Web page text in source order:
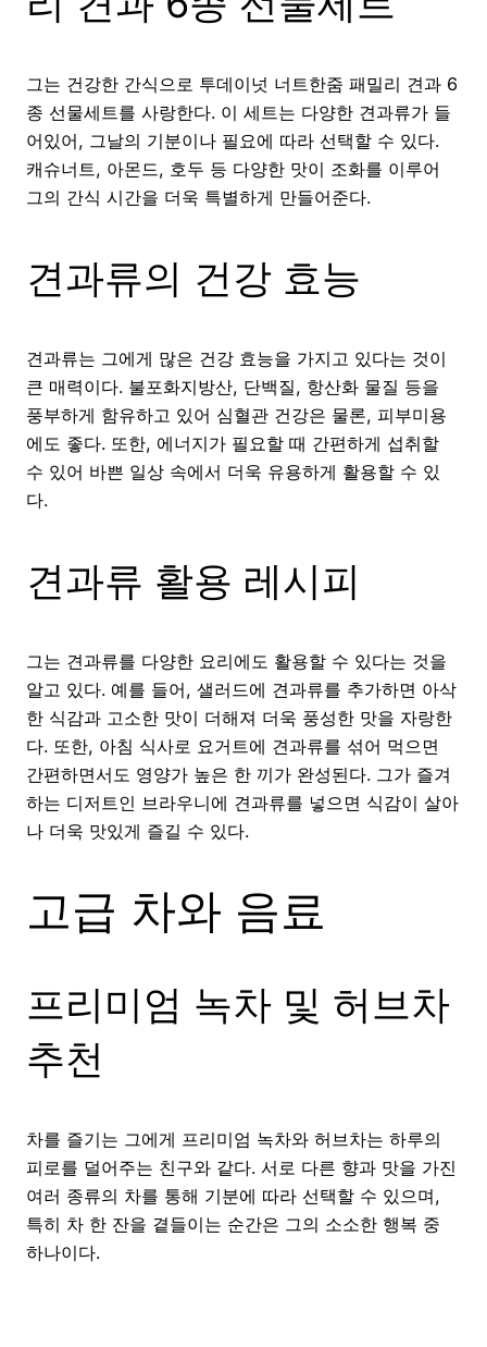
그는 건강한 간식으로 투데이넛 너트한줌 패밀리 견과 6
종 선물세트를 사랑한다. 이 세트는 다양한 견과류가 들
어있어, 그날의 기분이나 필요에 따라 선택할 수 있다.
캐슈너트, 아몬드, 호두 등 다양한 맛이 조화를 이루어
그의 간식 시간을 더욱 특별하게 만들어준다.
견과류의 건강 효능
견과류는 그에게 많은 건강 효능을 가지고 있다는 것이
큰 매력이다. 불포화지방산, 단백질, 항산화 물질 등을
풍부하게 함유하고 있어 심혈관 건강은 물론, 피부미용
에도 좋다. 또한, 에너지가 필요할 때 간편하게 섭취할
수 있어 바쁜 일상 속에서 더욱 유용하게 활용할 수 있
다.
견과류 활용 레시피
그는 견과류를 다양한 요리에도 활용할 수 있다는 것을
알고 있다. 예를 들어, 샐러드에 견과류를 추가하면 아삭
한 식감과 고소한 맛이 더해져 더욱 풍성한 맛을 자랑한
다. 또한, 아침 식사로 요거트에 견과류를 섞어 먹으면
간편하면서도 영양가 높은 한 끼가 완성된다. 그가 즐겨
하는 디저트인 브라우니에 견과류를 넣으면 식감이 살아
나 더욱 맛있게 즐길 수 있다.
고급 차와 음료
프리미엄 녹차 및 허브차
추천
차를 즐기는 그에게 프리미엄 녹차와 허브차는 하루의
피로를 덜어주는 친구와 같다. 서로 다른 향과 맛을 가진
여러 종류의 차를 통해 기분에 따라 선택할 수 있으며,
특히 차 한 잔을 곁들이는 순간은 그의 소소한 행복 중
하나이다.